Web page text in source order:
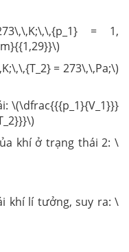
= 1,
= 273\,\,Pa;\)
\(\dfrac{{{p_1}{V_1}}}
khí ở trạng thái 2: \
khí lí tưởng, suy ra: \